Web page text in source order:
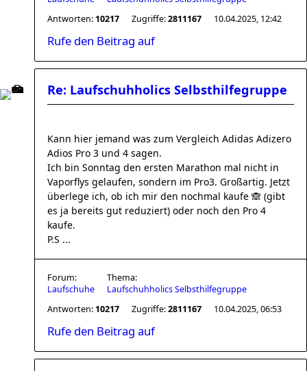
Antworten: 10217 Zugriffe:2811167 10.04.2025, 12:42
Rufe den Beitrag auf
Re: Laufschuhholics Selbsthilfegruppe
Kann hier jemand was zum Vergleich Adidas Adizero
Adios Pro 3 und 4 sagen.
Ich bin Sonntag den ersten Marathon mal nicht in
Vaporflys gelaufen, sondern im Pro3. Großartig. Jetzt
überlege ich, ob ich mir den nochmal kaufe 🙈 (gibt
es ja bereits gut reduziert) oder noch den Pro 4
kaufe.
P.S ...
Forum:
Laufschuhe
Thema:
Laufschuhholics Selbsthilfegruppe
Antworten: 10217 Zugriffe:2811167 10.04.2025, 06:53
Rufe den Beitrag auf